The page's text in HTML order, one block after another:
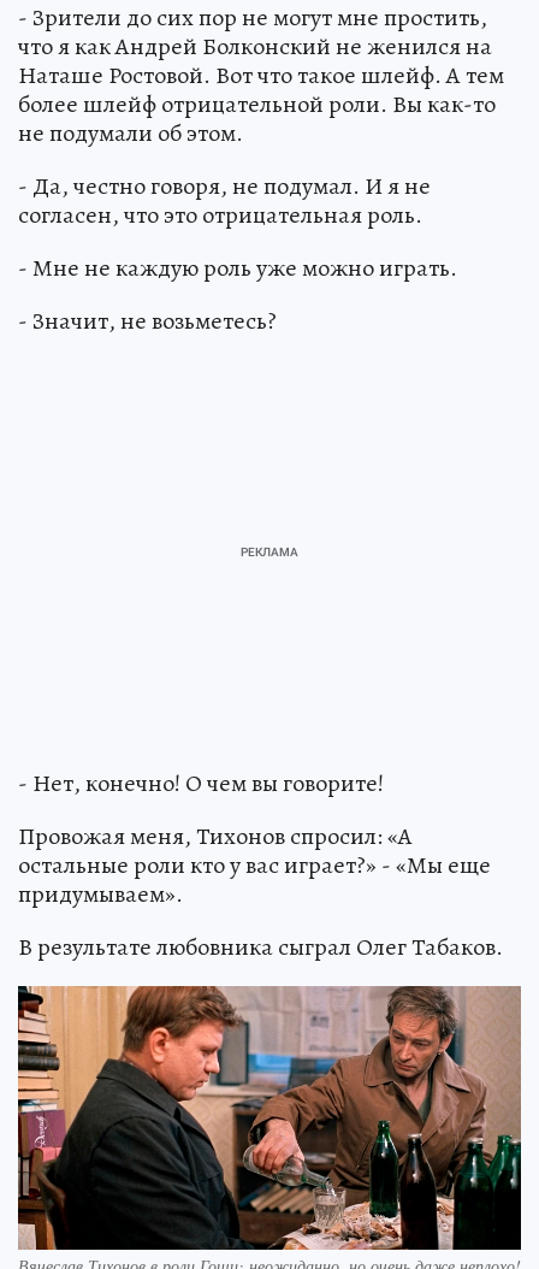
- Зрители до сих пор не могут мне простить,
что я как Андрей Болконский не женился на
Наташе Ростовой. Вот что такое шлейф. А тем
более шлейф отрицательной роли. Вы как-то
не подумали об этом.
- Да, честно говоря, не подумал. И я не
согласен, что это отрицательная роль.
- Мне не каждую роль уже можно играть.
- Значит, не возьметесь?
- Нет, конечно! О чем вы говорите!
Провожая меня, Тихонов спросил: «А
остальные роли кто у вас играет?» - «Мы еще
придумываем».
В результате любовника сыграл Олег Табаков.